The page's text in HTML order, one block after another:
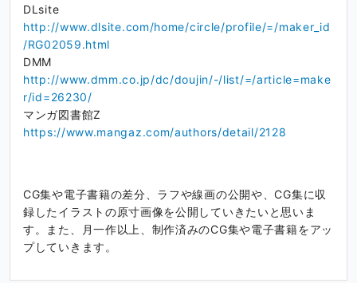
DLsite
http://www.dlsite.com/home/circle/profile/=/maker_id
/RG02059.html
DMM
http://www.dmm.co.jp/dc/doujin/-/list/=/article=make
r/id=26230/
マンガ図書館Z
https://www.mangaz.com/authors/detail/2128
CG集や電子書籍の差分、ラフや線画の公開や、CG集に収
録したイラストの原寸画像を公開していきたいと思いま
す。また、月一作以上、制作済みのCG集や電子書籍をアッ
プしていきます。